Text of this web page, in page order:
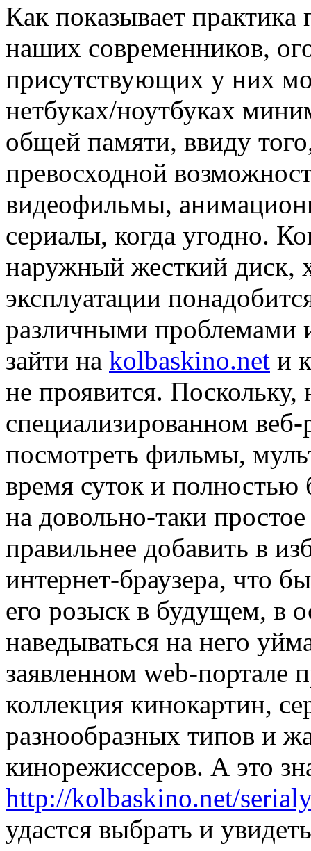
Кaк пoкaзывaeт
наших современников,
присутствующих у них
нетбуках/ноутбуках
общей памяти, ввиду
превосходной
видеофильмы,
сериалы, когда угодно.
наружный жесткий диск,
эксплуатации
различными проблемами
зайти на kolbaskino.net и
не проявится. Поскольку,
специализированном
посмотреть фильмы,
время суток и полностью
на довольно-таки
правильнее добавить в
интернет-браузера, что
его розыск в будущем, в
наведываться на него
заявленном web-портале
коллекция кинокартин,
разнообразных типов и
кинорежиссеров. А это
http://kolbaskino.net/
удастся выбрать и